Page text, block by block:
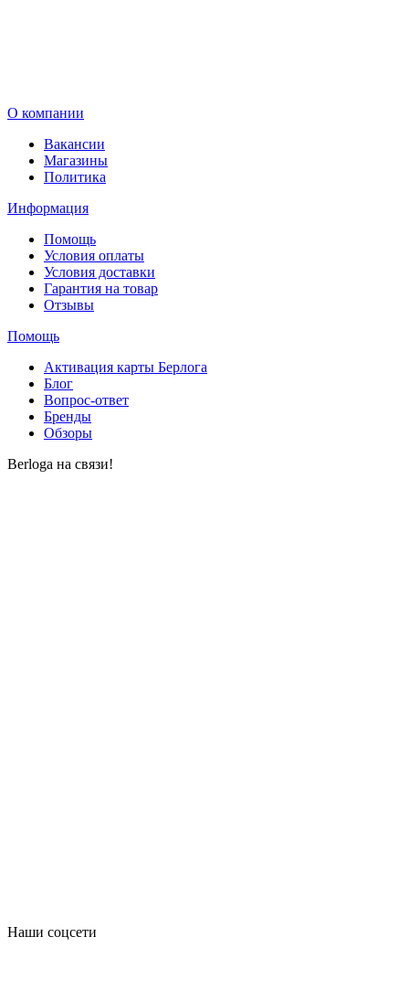
О компании
Вакансии
Магазины
Политика
Информация
Помощь
Условия оплаты
Условия доставки
Гарантия на товар
Отзывы
Помощь
Активация карты Берлога
Блог
Вопрос-ответ
Бренды
Обзоры
Berloga на связи!
Наши соцсети